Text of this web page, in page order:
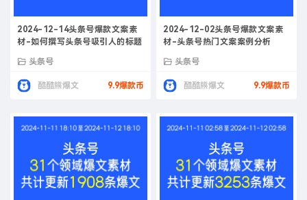
2024-12-14头条号爆款文案素
材-如何撰写头条号吸引人的标题
头条号
酷酷熊爆文 9.9爆款币
2024-12-02头条号爆款文案素
材-头条号热门文案案例分析
头条号
酷酷熊爆文 9.9爆款币